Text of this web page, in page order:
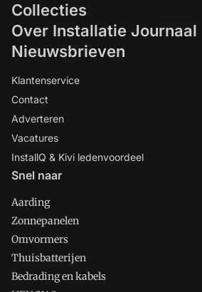
Collecties
Over Installatie Journaal
Nieuwsbrieven
Klantenservice
Contact
Adverteren
Vacatures
InstallQ & Kivi ledenvoordeel
Snel naar
Aarding
Zonnepanelen
Omvormers
Thuisbatterijen
Bedrading en kabels